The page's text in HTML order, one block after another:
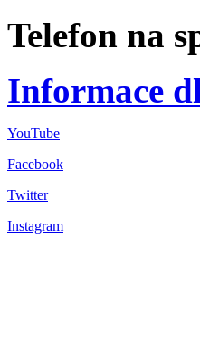
Telefon na
Informace
YouTube
Facebook
Twitter
Instagram